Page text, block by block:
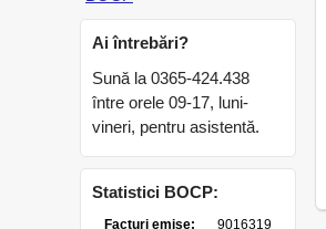
Ai întrebări?
Sună la 0365-424.438
între orele 09-17, luni-
vineri, pentru asistentă.
Statistici BOCP: